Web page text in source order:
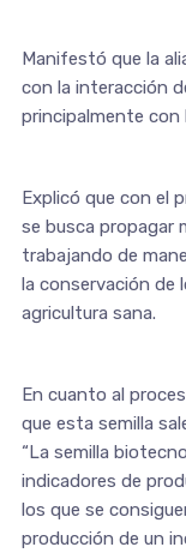
Manifestó que la
con la interacción
principalmente con
Explicó que con el
se busca propagar
trabajando de
la conservación de
agricultura sana.
En cuanto al
que esta semilla
“La semilla
indicadores de
los que se
producción de un